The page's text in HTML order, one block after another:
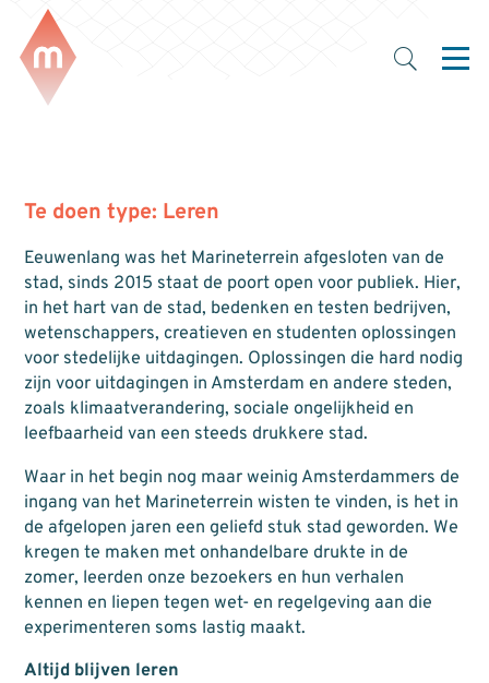
Te doen type: Leren
Eeuwenlang was het Marineterrein afgesloten van de
stad, sinds 2015 staat de poort open voor publiek. Hier,
in het hart van de stad, bedenken en testen bedrijven,
wetenschappers, creatieven en studenten oplossingen
voor stedelijke uitdagingen. Oplossingen die hard nodig
zijn voor uitdagingen in Amsterdam en andere steden,
zoals klimaatverandering, sociale ongelijkheid en
leefbaarheid van een steeds drukkere stad.
Waar in het begin nog maar weinig Amsterdammers de
ingang van het Marineterrein wisten te vinden, is het in
de afgelopen jaren een geliefd stuk stad geworden. We
kregen te maken met onhandelbare drukte in de
zomer, leerden onze bezoekers en hun verhalen
kennen en liepen tegen wet- en regelgeving aan die
experimenteren soms lastig maakt.
Altijd blijven leren